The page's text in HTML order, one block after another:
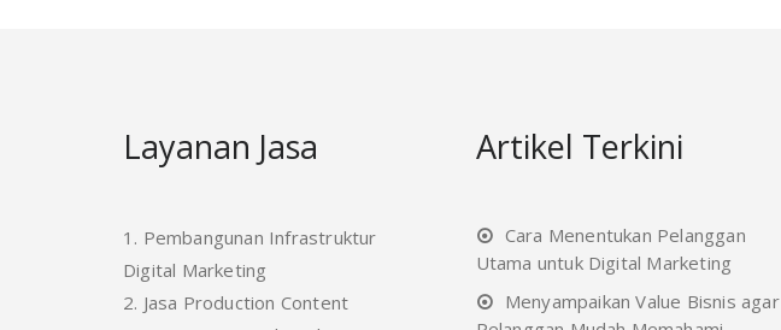
Layanan Jasa
1. Pembangunan Infrastruktur
Digital Marketing
2. Jasa Production Content
Artikel Terkini
Cara Menentukan Pelanggan
Utama untuk Digital Marketing
Menyampaikan Value Bisnis agar